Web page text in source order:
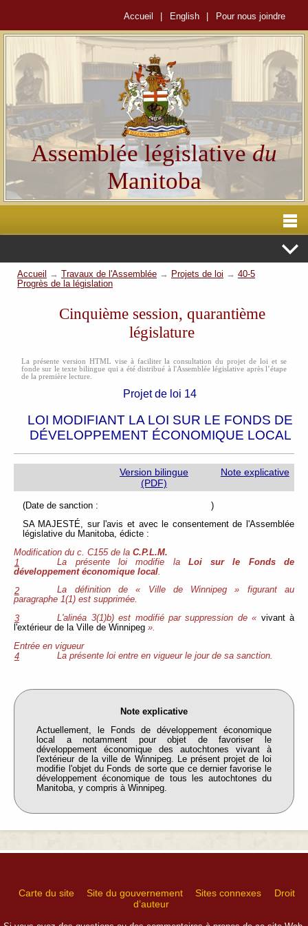
Accueil English Pour nous joindre
Assemblée législativedu
Manitoba
Accueil → Travaux de l'Assemblée → Projets de loi → 40-5
Progrès de la législation
Cinquième session, quarantième
législature
La présente version HTML vise à faciliter la consultation du projet de loi et se
fonde sur le texte bilingue qui a été distribué à l'Assemblée législative après l’étape
de la première lecture.
Projet de loi 14
LOI MODIFIANT LA LOI SUR LE FONDS DE
DÉVELOPPEMENT ÉCONOMIQUE LOCAL
Version bilingue
(PDF)
Note explicative
(Date de sanction : )
SA MAJESTÉ, sur l'avis et avec le consentement de l'Assemblée
législative du Manitoba, édicte :
Modification du c. C155 de la C.P.L.M.
1
La présente loi modifie la Loi sur le Fonds de
développement économique local
2
La définition de « Ville de Winnipeg » figurant au
paragraphe 1(1) est supprimée.
3
L'alinéa 3(1)b) est modifié par suppression de « vivant à
l'extérieur de la Ville de Winnipeg ».
Entrée en vigueur
4
La présente loi entre en vigueur le jour de sa sanction.
Note explicative
Actuellement, le Fonds de développement économique
local a notamment pour objet de favoriser le
développement économique des autochtones vivant à
l'extérieur de la ville de Winnipeg. Le présent projet de loi
modifie l'objet du Fonds de sorte que ce dernier favorise le
développement économique de tous les autochtones du
Manitoba, y compris à Winnipeg.
Carte du site Site du gouvernement Sites connexes
Droit
d’auteur